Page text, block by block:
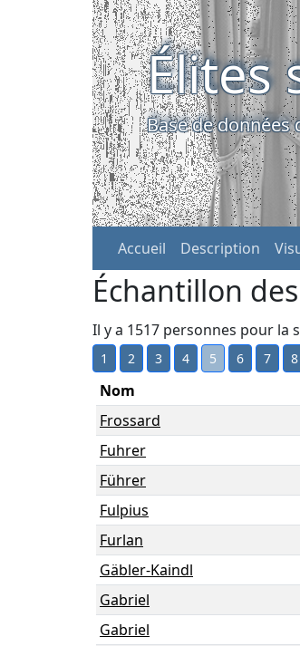
Élites
Base de données
Accueil Description
Échantillon
Il y a 1517 personnes pour la
1 2 3 4 5 6 7 8
Nom
Frossard
Fuhrer
Führer
Fulpius
Furlan
Gäbler-Kaindl
Gabriel
Gabriel